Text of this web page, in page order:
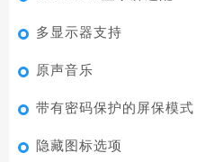
多显示器支持
原声音乐
带有密码保护的屏保模式
隐藏图标选项